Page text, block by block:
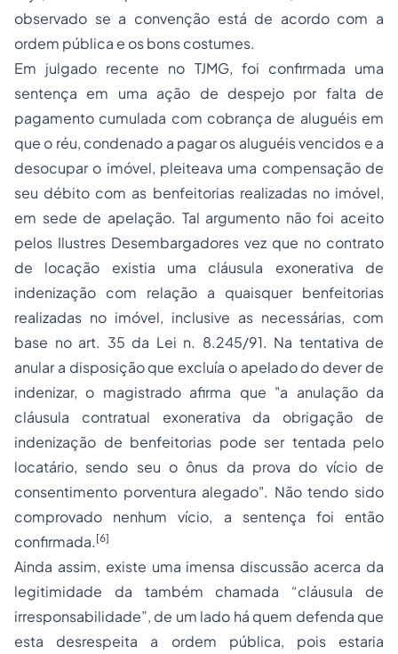
observado se a convenção está de acordo com a
ordem pública e os bons costumes.
Em julgado recente no TJMG, foi confirmada uma
sentença em uma ação de despejopor falta de
pagamento cumulada com cobrança de aluguéis em
que o réu, condenado a pagar os aluguéis vencidos e a
desocupar o imóvel, pleiteava uma compensação de
seu débito com as benfeitorias realizadas no imóvel,
em sede de apelação. Tal argumento não foi aceito
pelos Ilustres Desembargadores vez que no contrato
de locação existia uma cláusula exonerativa de
indenização com relação a quaisquer benfeitorias
realizadas no imóvel, inclusive as necessárias, com
base no art. 35 da Lei n. 8.245/91. Na tentativa de
anular a disposição que excluía o apelado do dever de
indenizar, o magistrado afirma que "a anulação da
cláusula contratual exonerativa da obrigação de
indenização de benfeitorias pode ser tentada pelo
locatário, sendo seu o ônus da prova do vício de
consentimento porventura alegado". Não tendo sido
comprovado nenhum vício, a sentença foi então
confirmada. [6]
Ainda assim, existe uma imensa discussão acerca da
legitimidade da também chamada “cláusula de
irresponsabilidade”, de um lado há quem defenda que
esta desrespeita a ordem pública, pois estaria